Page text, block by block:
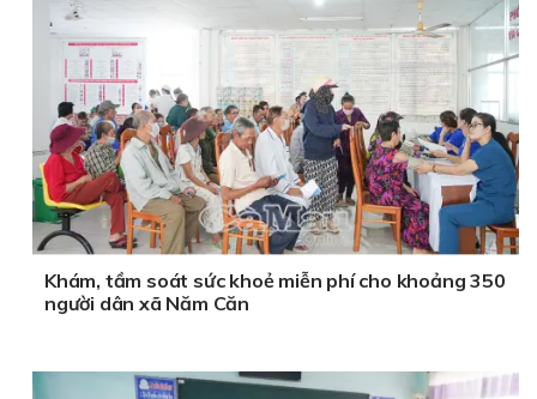
Khám, tầm soát sức khoẻ miễn phí cho khoảng 350
người dân xã Năm Căn